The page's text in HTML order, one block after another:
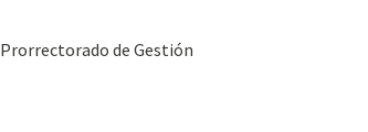
Prorrectorado de Gestión